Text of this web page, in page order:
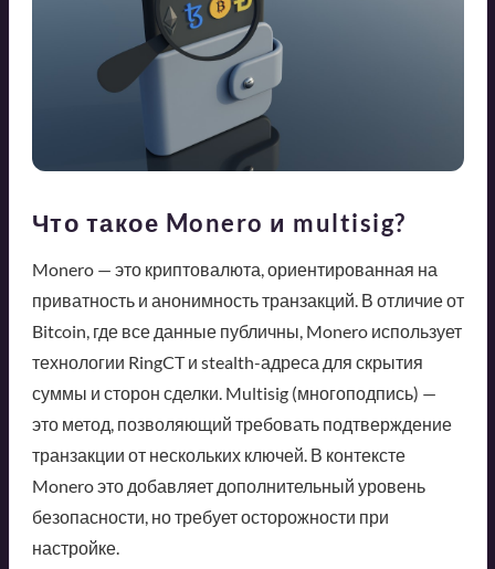
Что такое Monero и multisig?
Monero — это криптовалюта, ориентированная на
приватность и анонимность транзакций. В отличие от
Bitcoin, где все данные публичны, Monero использует
технологии RingCT и stealth-адреса для скрытия
суммы и сторон сделки. Multisig (многоподпись) —
это метод, позволяющий требовать подтверждение
транзакции от нескольких ключей. В контексте
Monero это добавляет дополнительный уровень
безопасности, но требует осторожности при
настройке.